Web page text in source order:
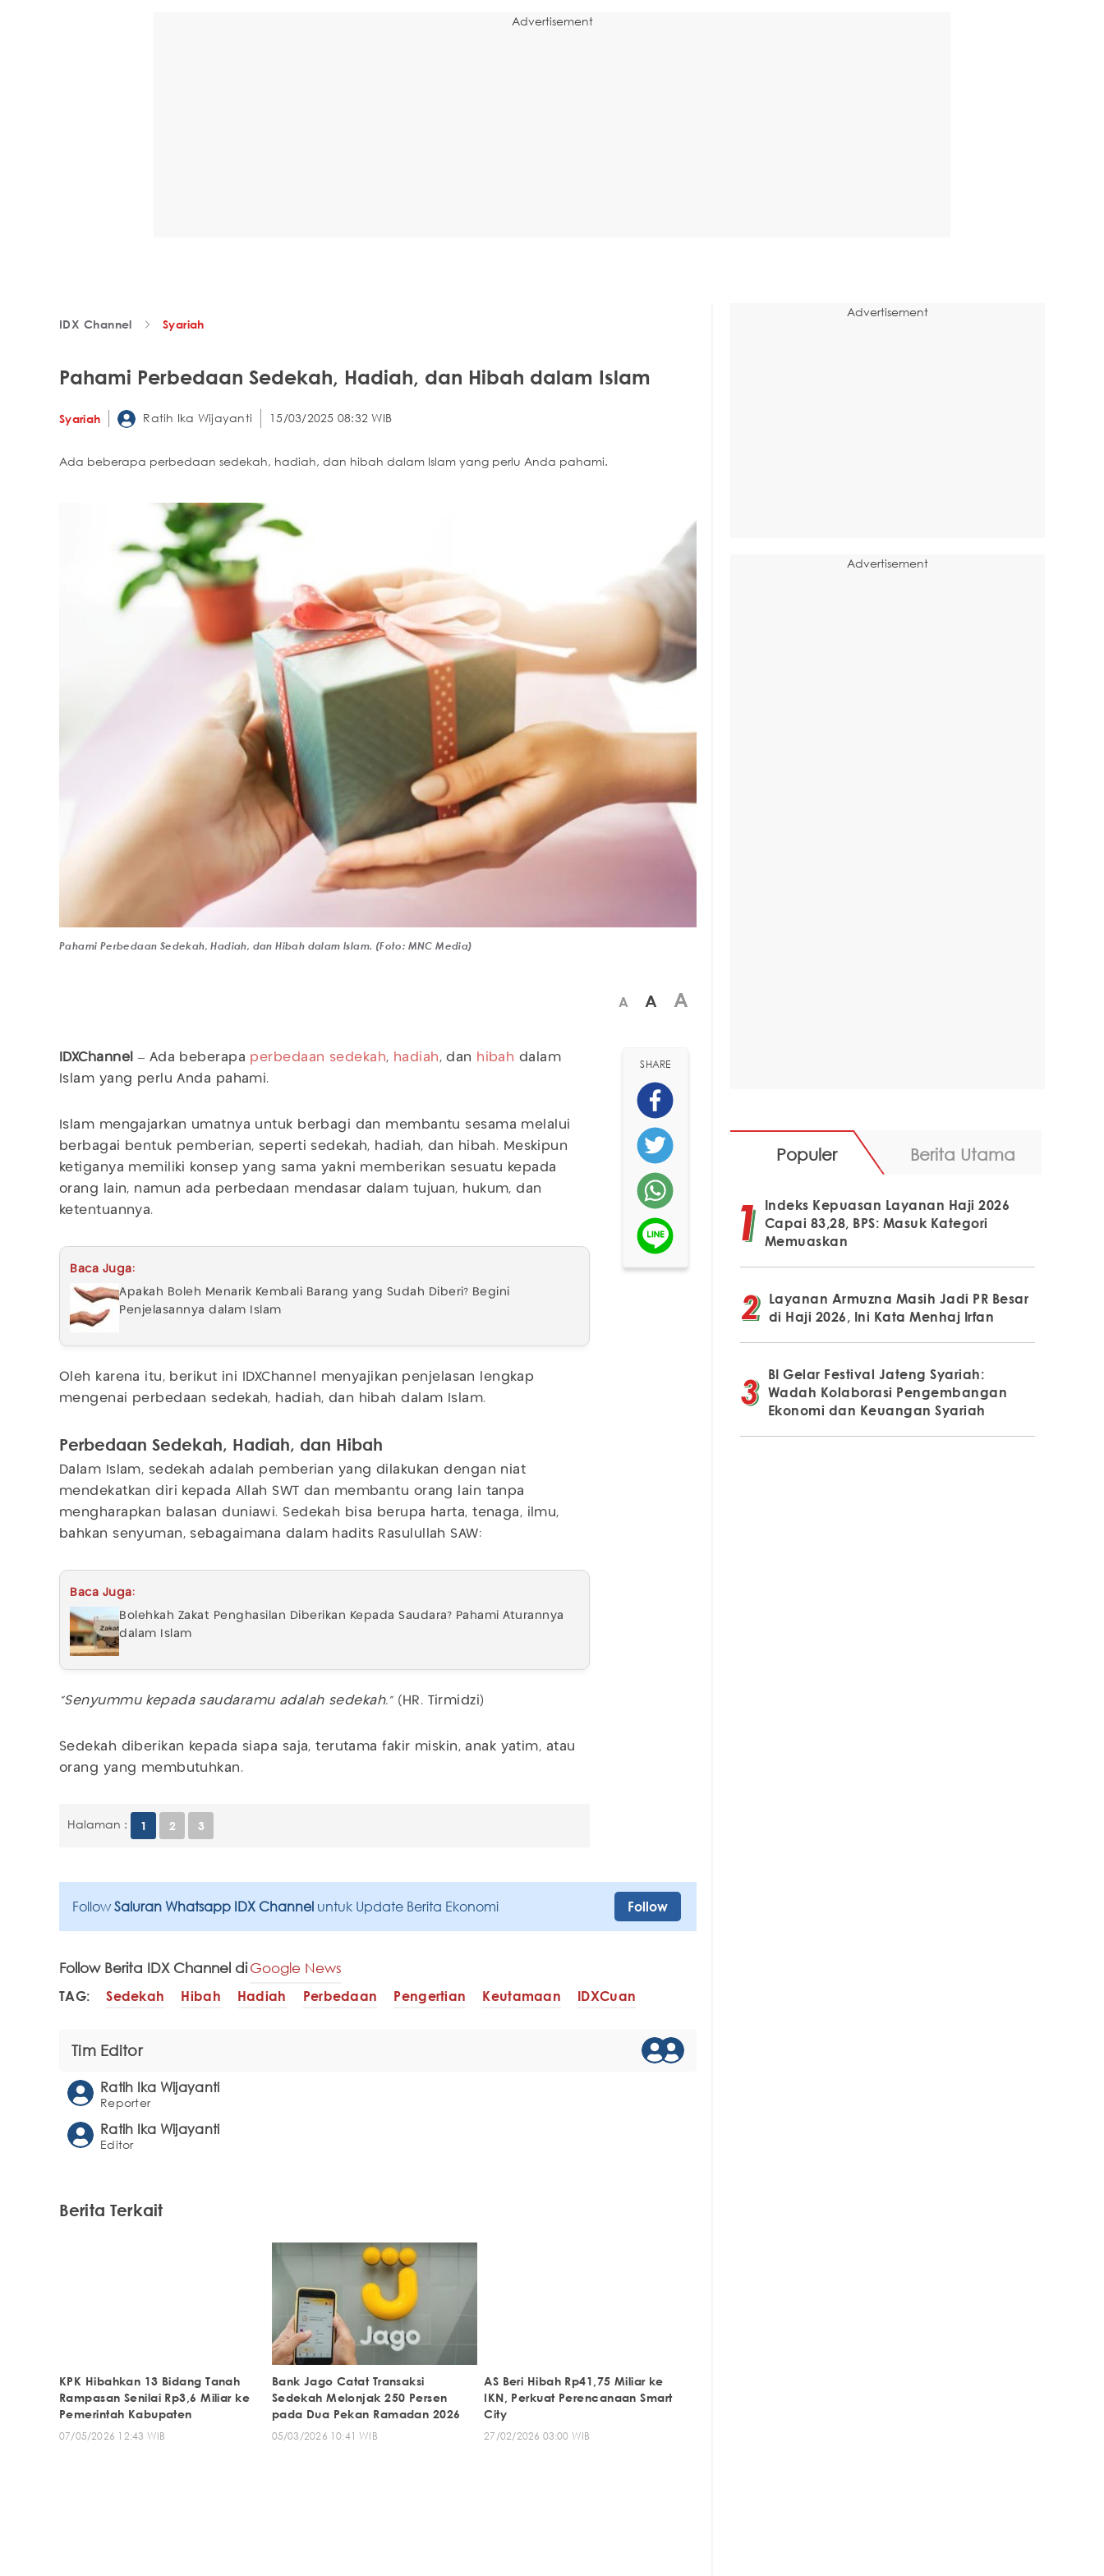
Advertisement
IDX Channel Syariah
Pahami Perbedaan Sedekah, Hadiah, dan Hibah dalam Islam
Syariah Ratih Ika Wijayanti 15/03/2025 08:32 WIB
Ada beberapa perbedaan sedekah, hadiah, dan hibah dalam Islam yang perlu Anda pahami.
Pahami Perbedaan Sedekah, Hadiah, dan Hibah dalam Islam. (Foto: MNC Media)
A A A
IDXChannel – Ada beberapa perbedaan sedekah, hadiah , dan hibah dalam
Islam yang perlu Anda pahami.
Islam mengajarkan umatnya untuk berbagi dan membantu sesama melalui
berbagai bentuk pemberian, seperti sedekah, hadiah, dan hibah. Meskipun
ketiganya memiliki konsep yang sama yakni memberikan sesuatu kepada
orang lain, namun ada perbedaan mendasar dalam tujuan, hukum, dan
ketentuannya.
Baca Juga:
Apakah Boleh Menarik Kembali Barang yang Sudah Diberi? Begini
Penjelasannya dalam Islam
Oleh karena itu, berikut ini IDXChannel menyajikan penjelasan lengkap
mengenai perbedaan sedekah, hadiah, dan hibah dalam Islam.
Perbedaan Sedekah, Hadiah, dan Hibah
Dalam Islam, sedekah adalah pemberian yang dilakukan dengan niat
mendekatkan diri kepada Allah SWT dan membantu orang lain tanpa
mengharapkan balasan duniawi. Sedekah bisa berupa harta, tenaga, ilmu,
bahkan senyuman, sebagaimana dalam hadits Rasulullah SAW:
Baca Juga:
Bolehkah Zakat Penghasilan Diberikan Kepada Saudara? Pahami Aturannya
dalam Islam
"Senyummu kepada saudaramu adalah sedekah." (HR. Tirmidzi)
Sedekah diberikan kepada siapa saja, terutama fakir miskin, anak yatim, atau
orang yang membutuhkan.
Halaman : 1 2 3
SHARE
Follow Saluran Whatsapp IDX Channel untuk Update Berita Ekonomi Follow
Follow Berita IDX Channel diGoogle News
TAG: Sedekah Hibah Hadiah Perbedaan Pengertian Keutamaan IDXCuan
Tim Editor
Ratih Ika Wijayanti
Reporter
Ratih Ika Wijayanti
Editor
Berita Terkait
KPK Hibahkan 13 Bidang Tanah
Rampasan Senilai Rp3,6 Miliar ke
Pemerintah Kabupaten
07/05/2026 12:43 WIB
Bank Jago Catat Transaksi
Sedekah Melonjak 250 Persen
pada Dua Pekan Ramadan 2026
05/03/2026 10:41 WIB
AS Beri Hibah Rp41,75 Miliar ke
IKN, Perkuat Perencanaan Smart
City
27/02/2026 03:00 WIB
Advertisement
Advertisement
Populer Berita Utama
Indeks Kepuasan Layanan Haji 2026
Capai 83,28, BPS: Masuk Kategori
Memuaskan
Layanan Armuzna Masih Jadi PR Besar
di Haji 2026, Ini Kata Menhaj Irfan
BI Gelar Festival Jateng Syariah:
Wadah Kolaborasi Pengembangan
Ekonomi dan Keuangan Syariah